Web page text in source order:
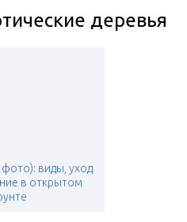
деревья
фото): виды, уход
в открытом